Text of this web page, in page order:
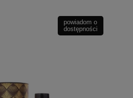
powiadom o
dostępności